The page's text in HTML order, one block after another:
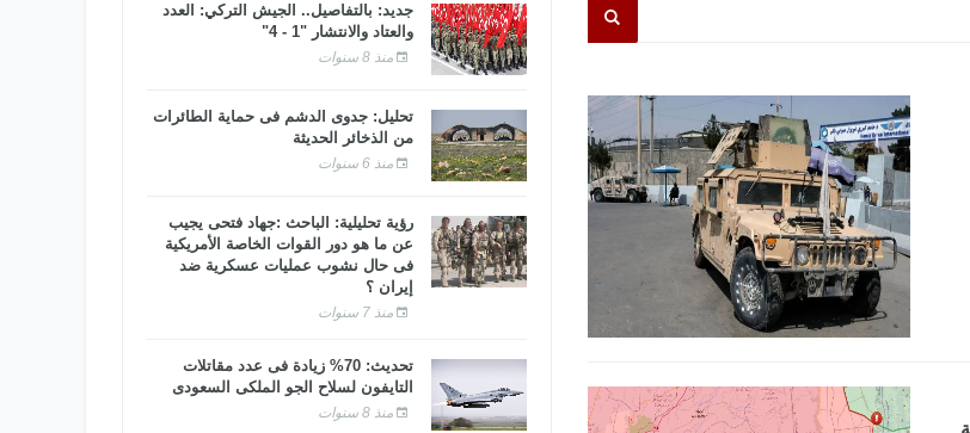
جديد: بالتفاصيل.. الجيش التركي: العدد
والعتاد والانتشار "1 - 4"
منذ 8 سنوات
تحليل: جدوى الدشم فى حماية الطائرات
من الذخائر الحديثة
منذ 6 سنوات
رؤية تحليلية: الباحث :جهاد فتحى يجيب
عن ما هو دور القوات الخاصة الأمريكية
فى حال نشوب عمليات عسكرية ضد
إيران ؟
منذ 7 سنوات
تحديث: 70% زيادة فى عدد مقاتلات
التايفون لسلاح الجو الملكى السعودى
منذ 8 سنوات